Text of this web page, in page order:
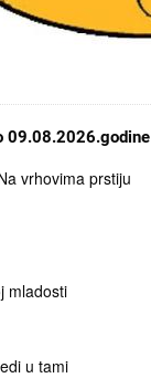
09.08.2026.godine
vrhovima prstiju
mladosti
u tami